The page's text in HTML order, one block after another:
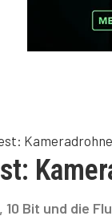
10 Bit und die